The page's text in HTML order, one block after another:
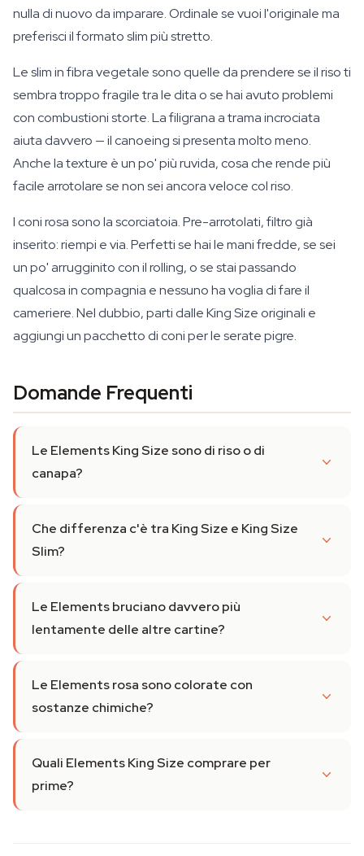
nulla di nuovo da imparare. Ordinale se vuoi l'originale ma
preferisci il formato slim più stretto.
Le slim in fibra vegetale sono quelle da prendere se il riso ti
sembra troppo fragile tra le dita o se hai avuto problemi
con combustioni storte. La filigrana a trama incrociata
aiuta davvero — il canoeing si presenta molto meno.
Anche la texture è un po' più ruvida, cosa che rende più
facile arrotolare se non sei ancora veloce col riso.
I coni rosa sono la scorciatoia. Pre-arrotolati, filtro già
inserito: riempi e via. Perfetti se hai le mani fredde, se sei
un po' arrugginito con il rolling, o se stai passando
qualcosa in compagnia e nessuno ha voglia di fare il
cameriere. Nel dubbio, parti dalle King Size originali e
aggiungi un pacchetto di coni per le serate pigre.
Domande Frequenti
Le Elements King Size sono di riso o di
canapa?
Che differenza c'è tra King Size e King Size
Slim?
Le Elements bruciano davvero più
lentamente delle altre cartine?
Le Elements rosa sono colorate con
sostanze chimiche?
Quali Elements King Size comprare per
prime?